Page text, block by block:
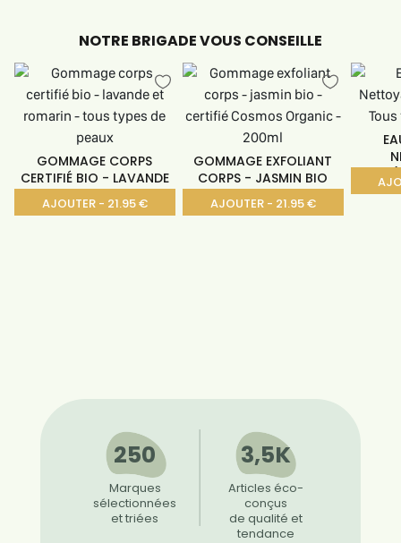
NOTRE BRIGADE VOUS CONSEILLE
GOMMAGE CORPS
CERTIFIÉ BIO - LAVANDE
ET
AJOUTER - 21.95 €
GOMMAGE EXFOLIANT
CORPS - JASMIN BIO
AJOUTER - 21.95 €
250
Marques
sélectionnées
et triées
3,5K
Articles éco-
conçus
de qualité et
tendance